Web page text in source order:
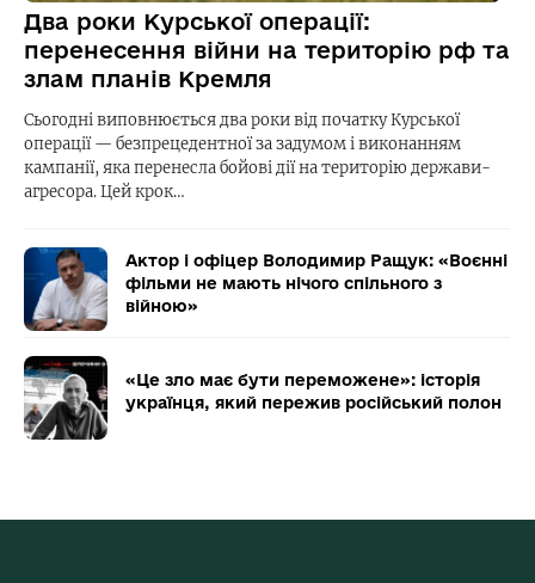
Два роки Курської операції:
перенесення війни на територію рф та
злам планів Кремля
Сьогодні виповнюється два роки від початку Курської
операції — безпрецедентної за задумом і виконанням
кампанії, яка перенесла бойові дії на територію держави-
агресора. Цей крок…
Актор і офіцер Володимир Ращук: «Воєнні
фільми не мають нічого спільного з
війною»
«Це зло має бути переможене»: історія
українця, який пережив російський полон